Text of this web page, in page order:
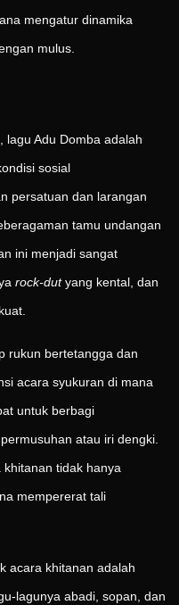
mengatur dinamika
mulus.
lagu Adu Domba adalah
sosial
persatuan dan larangan
tamu undangan
ini menjadi sangat
rock-dutyang kental, dan
rukun bertetangga dan
acara syukuran di mana
untuk berbagi
atau iri dengki.
tidak hanya
mempererat tali
acara khitanan adalah
lagunya abadi, sopan, dan